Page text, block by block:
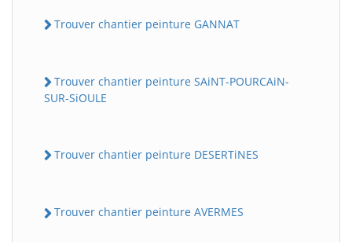
Trouver chantier peinture GANNAT
Trouver chantier peinture SAiNT-POURCAiN-
SUR-SiOULE
Trouver chantier peinture DESERTiNES
Trouver chantier peinture AVERMES